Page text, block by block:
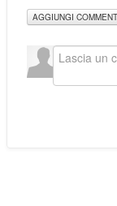
AGGIUNGI